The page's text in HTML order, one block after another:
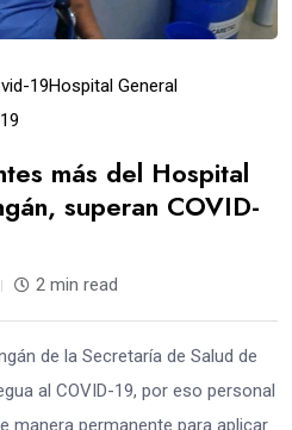
19Hospital General
más del Hospital
superan COVID-
2 min read
de la Secretaría de Salud de
al COVID-19, por eso personal
manera permanente para aplicar